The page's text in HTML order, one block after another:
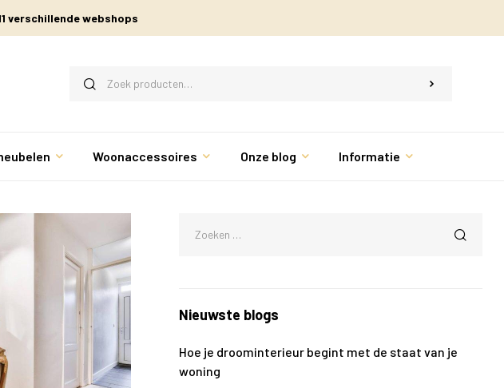
verschillende webshops
Woonaccessoires Onze blog Informatie
Nieuwste blogs
Hoe je droominterieur begint met de staat van je
woning